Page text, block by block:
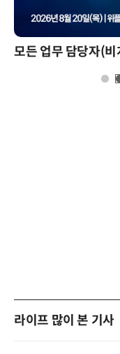
라이프 많이 본 기사